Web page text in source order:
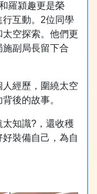
羅潁趣更是榮
互動。2位同學
空探索。他們更
副局長留下合
經歷，圍繞太空
後的故事。
知識?️，還收穫
裝備自己，為自